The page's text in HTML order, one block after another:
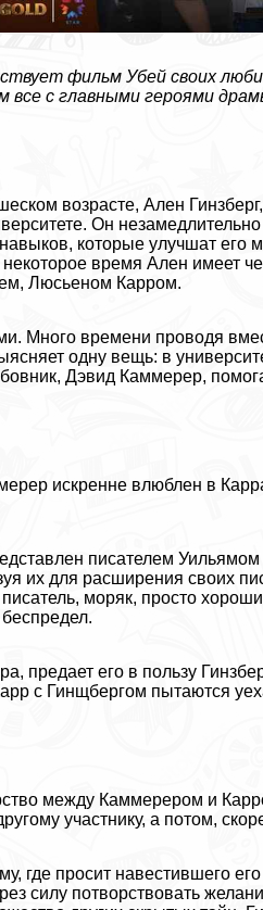
фильм Убей своих
с главными героями
возрасте, Ален
Он
которые улучшат его
время Ален имеет
Люсьеном Карром.
Много времени проводя
одну вещь: в
Дэвид Каммерер,
искренне влюблен в
писателем
их для расширения своих
моряк, просто
предает его в пользу
с Гинщбергом пытаются
между Каммерером и
участнику, а потом,
где просит навестившего
силу потворствовать